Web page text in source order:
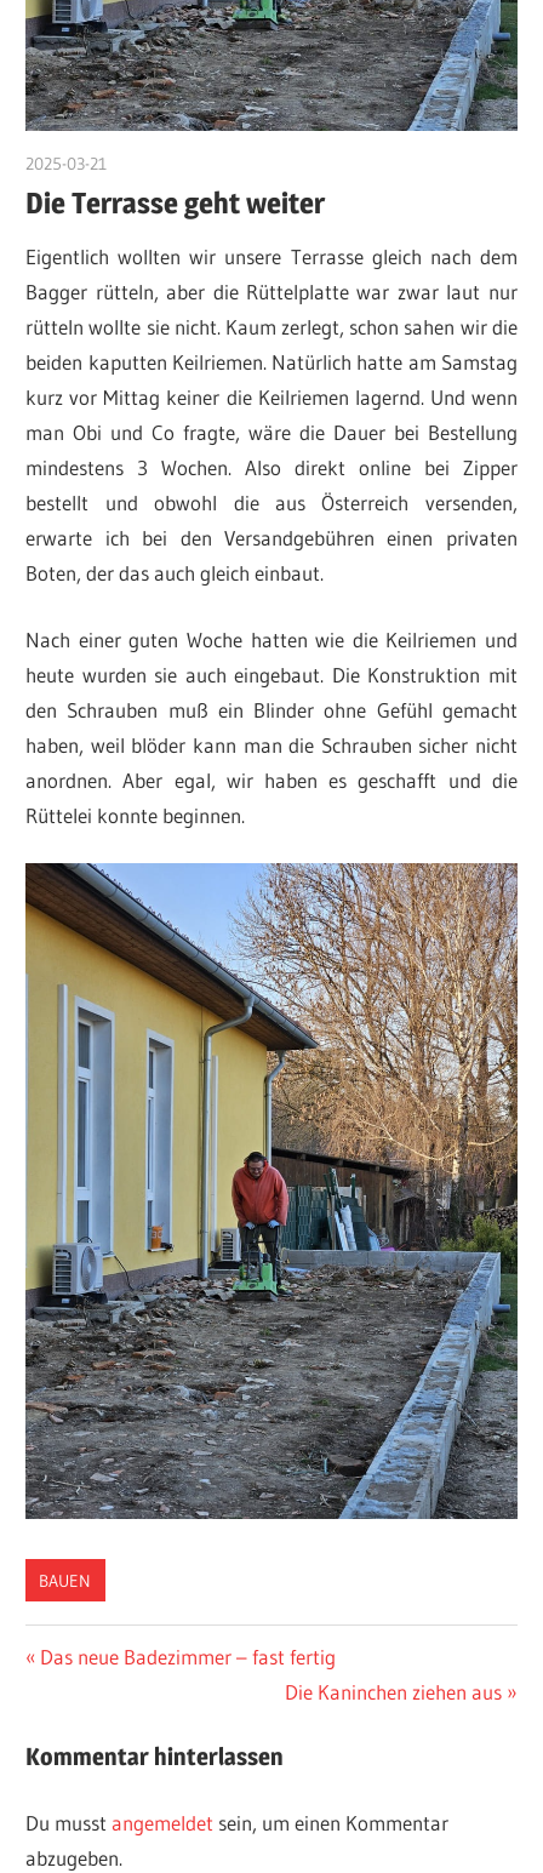
2025-03-21
Die Terrasse geht weiter
Eigentlich wollten wir unsere Terrasse gleich nach dem
Bagger rütteln, aber die Rüttelplatte war zwar laut nur
rütteln wollte sie nicht. Kaum zerlegt, schon sahen wir die
beiden kaputten Keilriemen. Natürlich hatte am Samstag
kurz vor Mittag keiner die Keilriemen lagernd. Und wenn
man Obi und Co fragte, wäre die Dauer bei Bestellung
mindestens 3 Wochen. Also direkt online bei Zipper
bestellt und obwohl die aus Österreich versenden,
erwarte ich bei den Versandgebühren einen privaten
Boten, der das auch gleich einbaut.
Nach einer guten Woche hatten wie die Keilriemen und
heute wurden sie auch eingebaut. Die Konstruktion mit
den Schrauben muß ein Blinder ohne Gefühl gemacht
haben, weil blöder kann man die Schrauben sicher nicht
anordnen. Aber egal, wir haben es geschafft und die
Rüttelei konnte beginnen.
BAUEN
Beitragsnavigation
Vorheriger
Das neue Badezimmer – fast fertig
Nächster
Die Kaninchen ziehen aus
Kommentar hinterlassen
Du musstangemeldet sein, um einen Kommentar
abzugeben.